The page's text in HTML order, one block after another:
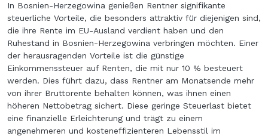
In Bosnien-Herzegowina genießen Rentner signifikante
steuerliche Vorteile, die besonders attraktiv für diejenigen sind,
die ihre Rente im EU-Ausland verdient haben und den
Ruhestand in Bosnien-Herzegowina verbringen möchten. Einer
der herausragenden Vorteile ist die günstige
Einkommenssteuer auf Renten, die mit nur 10 % besteuert
werden. Dies führt dazu, dass Rentner am Monatsende mehr
von ihrer Bruttorente behalten können, was ihnen einen
höheren Nettobetrag sichert. Diese geringe Steuerlast bietet
eine finanzielle Erleichterung und trägt zu einem
angenehmeren und kosteneffizienteren Lebensstil im